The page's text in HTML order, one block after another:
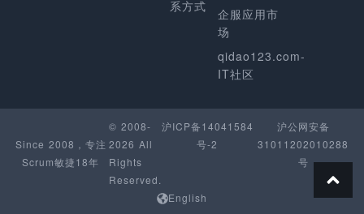
系方式
企服应用市
场
qidao123.com-
IT社区
Since 2008，专注
Scrum敏捷18年
© 2008-
2026 All
Rights
Reserved.
沪ICP备14041584
号-2
沪公网安备
31011202010288
号
English